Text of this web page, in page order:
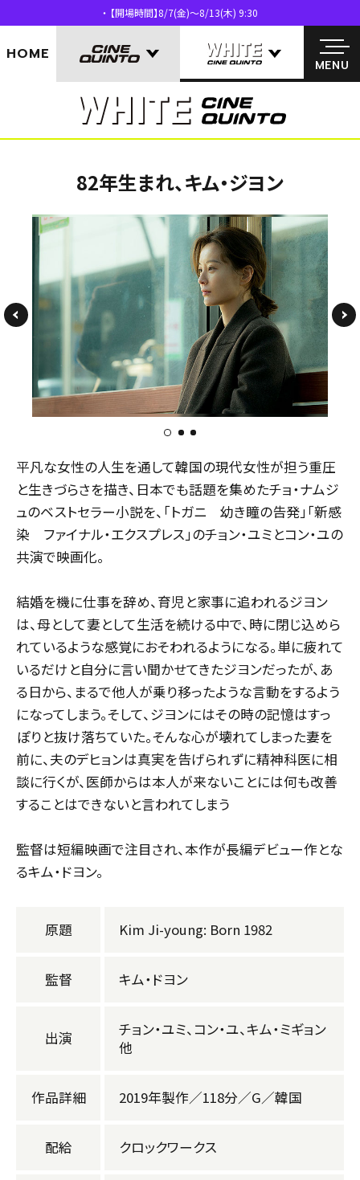
【開場時間】8/7(金)～8/13(木) 9:30
HOME
MENU
MENU
82年生まれ、キム・ジヨン
1 2
平凡な女性の人生を通して韓国の現代女性が担う重圧
と生きづらさを描き、日本でも話題を集めたチョ・ナムジ
ュのベストセラー小説を、「トガニ 幼き瞳の告発」「新感
染 ファイナル・エクスプレス」のチョン・ユミとコン・ユの
共演で映画化。
結婚を機に仕事を辞め、育児と家事に追われるジヨン
は、母として妻として生活を続ける中で、時に閉じ込めら
れているような感覚におそわれるようになる。単に疲れて
いるだけと自分に言い聞かせてきたジヨンだったが、あ
る日から、まるで他人が乗り移ったような言動をするよう
になってしまう。そして、ジヨンにはその時の記憶はすっ
ぽりと抜け落ちていた。そんな心が壊れてしまった妻を
前に、夫のデヒョンは真実を告げられずに精神科医に相
談に行くが、医師からは本人が来ないことには何も改善
することはできないと言われてしまう
監督は短編映画で注目され、本作が長編デビュー作とな
るキム・ドヨン。
原題 Kim Ji-young: Born 1982
監督 キム・ドヨン
出演
チョン・ユミ、コン・ユ、キム・ミギョン
他
作品詳細 2019年製作／118分／G／韓国
配給 クロックワークス